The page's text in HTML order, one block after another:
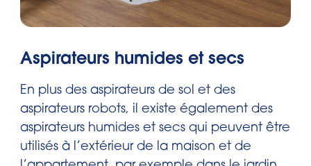
Aspirateurs humides et secs
En plus des aspirateurs de sol et des
aspirateurs robots, il existe également des
aspirateurs humides et secs qui peuvent être
utilisés à l’extérieur de la maison et de